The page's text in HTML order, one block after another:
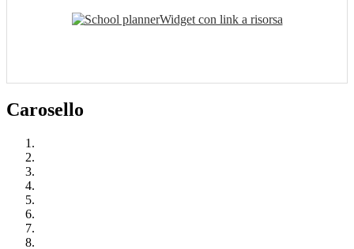
Widget con link a risorsa
Carosello